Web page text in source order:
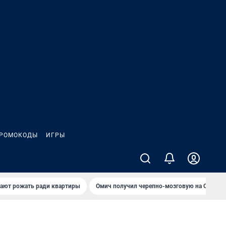
ИГРЫ
рожать ради квартиры Омич получил черепно-мозговую на ОНПЗ